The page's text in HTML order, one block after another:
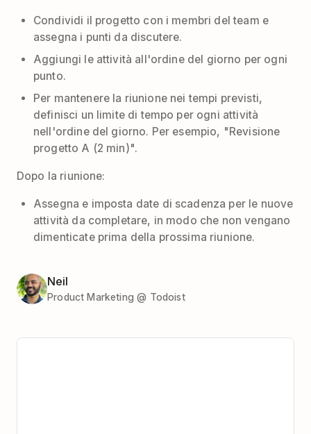
Condividi il progetto con i membri del team e
assegna i punti da discutere.
Aggiungi le attività all'ordine del giorno per ogni
punto.
Per mantenere la riunione nei tempi previsti,
definisci un limite di tempo per ogni attività
nell'ordine del giorno. Per esempio, "Revisione
progetto A (2 min)".
Dopo la riunione:
Assegna e imposta date di scadenza per le nuove
attività da completare, in modo che non vengano
dimenticate prima della prossima riunione.
Neil
Product Marketing @ Todoist